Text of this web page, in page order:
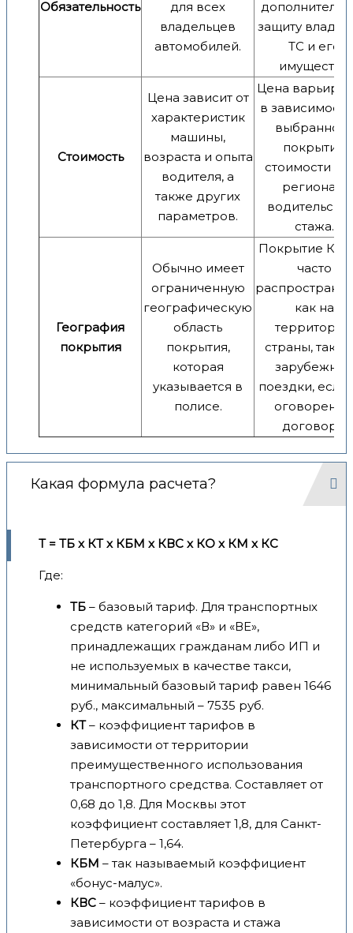
Обязательность
для всех
владельцев
автомобилей.
защиту
ТС и его
имуществу.
Стоимость
Цена зависит от
характеристик
машины,
возраста и опыта
водителя, а
также других
параметров.
Цена
в
выбранного
покрытия,
стоимости
региона и
стажа.
География
покрытия
Обычно имеет
ограниченную
географическую
область
покрытия,
которая
указывается в
полисе.
Покрытие
часто
как на
страны, так и
поездки, если
оговорено
договоре.
Какая формула расчета?
Т = ТБ x КТ x КБМ x КВС x КО x КМ x КС
Где:
ТБ – базовый тариф. Для транспортных
средств категорий «В» и «ВЕ»,
принадлежащих гражданам либо ИП и
не используемых в качестве такси,
минимальный базовый тариф равен 1646
руб., максимальный – 7535 руб.
КТ– коэффициент тарифов в
зависимости от территории
преимущественного использования
транспортного средства. Составляет от
0,68 до 1,8. Для Москвы этот
коэффициент составляет 1,8, для Санкт-
Петербурга – 1,64.
КБМ – так называемый коэффициент
«бонус-малус».
КВС – коэффициент тарифов в
зависимости от возраста и стажа